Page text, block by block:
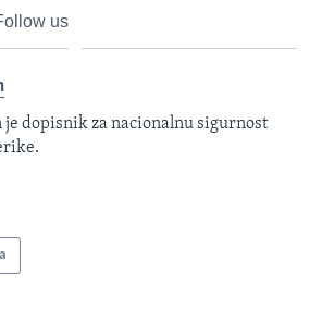
us
je dopisnik za nacionalnu sigurnost